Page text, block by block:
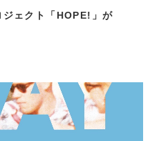
ジェクト「HOPE!」が